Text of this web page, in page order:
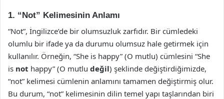
1. “Not” Kelimesinin Anlamı
“Not”, İngilizce’de bir olumsuzluk zarfıdır. Bir cümledeki
olumlu bir ifade ya da durumu olumsuz hale getirmek için
kullanılır. Örneğin, “She is happy” (O mutlu) cümlesini “She
is not happy” (O mutlu değil) şeklinde değiştirdiğimizde,
“not” kelimesi cümlenin anlamını tamamen değiştirmiş olur.
Bu durum, “not” kelimesinin dilin temel yapı taşlarından biri